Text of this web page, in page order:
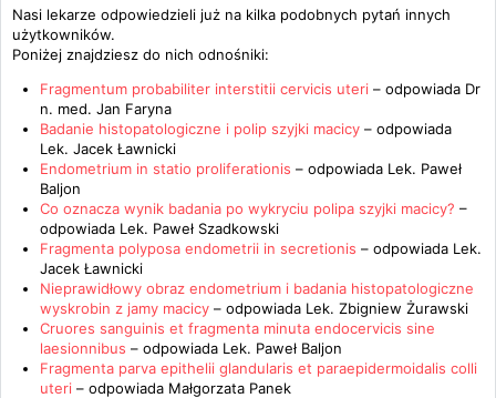
Nasi lekarze odpowiedzieli już na kilka podobnych pytań innych
użytkowników.
Poniżej znajdziesz do nich odnośniki:
Fragmentum probabiliter interstitii cervicis uteri – odpowiada Dr
n. med. Jan Faryna
Badanie histopatologiczne i polip szyjki macicy – odpowiada
Lek. Jacek Ławnicki
Endometrium in statio proliferationis – odpowiada Lek. Paweł
Baljon
Co oznacza wynik badania po wykryciu polipa szyjki macicy? –
odpowiada Lek. Paweł Szadkowski
Fragmenta polyposa endometrii in secretionis – odpowiada Lek.
Jacek Ławnicki
Nieprawidłowy obraz endometrium i badania histopatologiczne
wyskrobin z jamy macicy – odpowiada Lek. Zbigniew Żurawski
Cruores sanguinis et fragmenta minuta endocervicis sine
laesionnibus – odpowiada Lek. Paweł Baljon
Fragmenta parva epithelii glandularis et paraepidermoidalis colli
uteri – odpowiada Małgorzata Panek